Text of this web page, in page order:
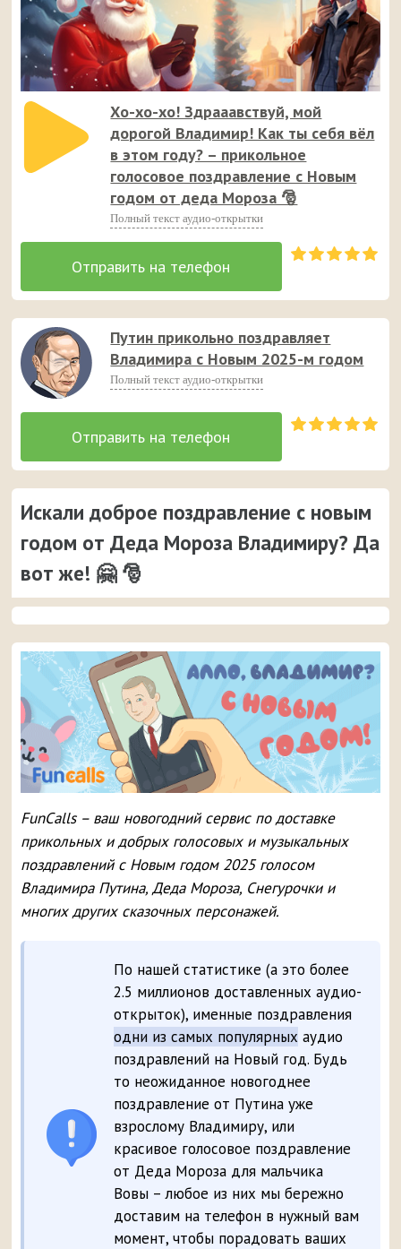
Хо-хо-хо! Здрааавствуй, мой
дорогой Владимир! Как ты себя вёл
в этом году? – прикольное
голосовое поздравление с Новым
годом от деда Мороза 🎅
Полный текст аудио-открытки
Путин прикольно поздравляет
Владимира с Новым 2025-м годом
Полный текст аудио-открытки
Искали доброе поздравление с новым
годом от Деда Мороза Владимиру? Да
вот же! 🤗 🎅
FunCalls – ваш новогодний сервис по доставке
прикольных и добрых голосовых и музыкальных
поздравлений с Новым годом 2025 голосом
Владимира Путина, Деда Мороза, Снегурочки и
многих других сказочных персонажей.
По нашей статистике (а это более
2.5 миллионов доставленных аудио-
открыток), именные поздравления
одни из самых популярных аудио
поздравлений на Новый год. Будь
то неожиданное новогоднее
поздравление от Путина уже
взрослому Владимиру, или
красивое голосовое поздравление
от Деда Мороза для мальчика
Вовы – любое из них мы бережно
доставим на телефон в нужный вам
момент, чтобы порадовать ваших